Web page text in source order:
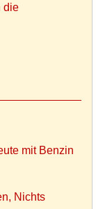
die
mit Benzin
Nichts